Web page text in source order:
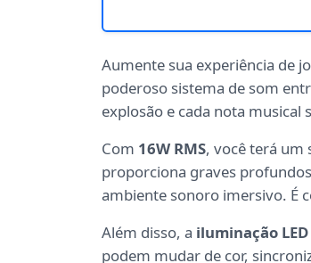
Aumente sua experiência de
poderoso sistema de som
explosão e cada nota
Com 16W RMS, você terá um
proporciona graves
ambiente sonoro imersivo. É
Além disso, a iluminação LED
podem mudar de cor,